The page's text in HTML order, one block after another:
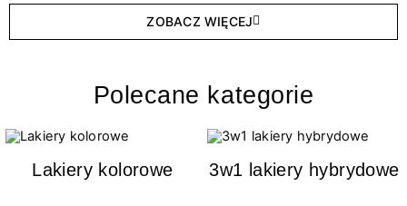
ZOBACZ WIĘCEJ
Polecane kategorie
Lakiery kolorowe 3w1 lakiery hybrydowe